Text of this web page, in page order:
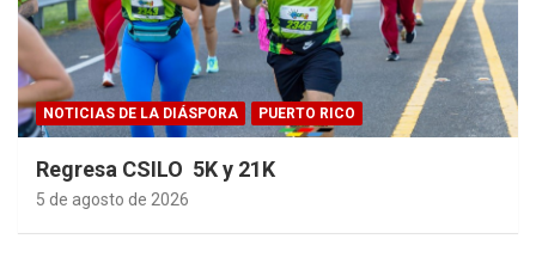
NOTICIAS DE LA DIÁSPORA PUERTO RICO
Regresa CSILO 5K y 21K
5 de agosto de 2026